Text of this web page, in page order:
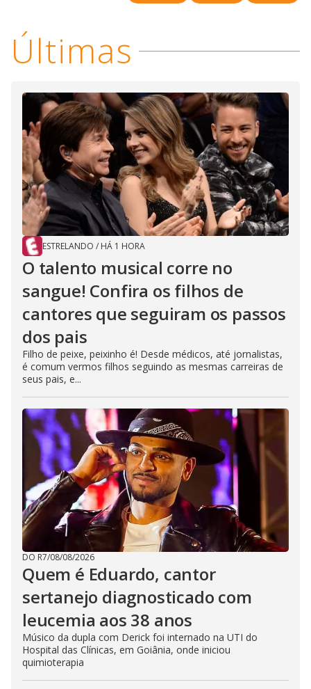
i
d
e
o
Últimas
ESTRELANDO / HÁ 1 HORA
O talento musical corre no
sangue! Confira os filhos de
cantores que seguiram os passos
dos pais
Filho de peixe, peixinho é! Desde médicos, até jornalistas,
é comum vermos filhos seguindo as mesmas carreiras de
seus pais, e...
DO R7/08/08/2026
Quem é Eduardo, cantor
sertanejo diagnosticado com
leucemia aos 38 anos
Músico da dupla com Derick foi internado na UTI do
Hospital das Clínicas, em Goiânia, onde iniciou
quimioterapia